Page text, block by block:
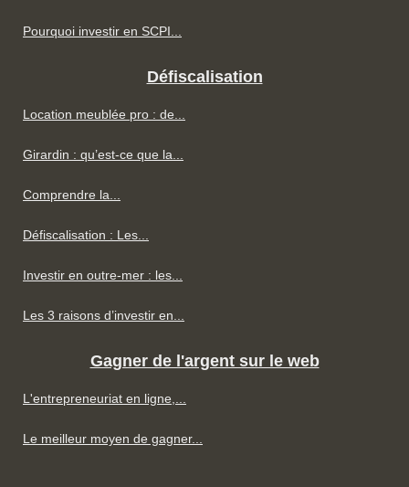
Pourquoi investir en SCPI...
Défiscalisation
Location meublée pro : de...
Girardin : qu’est-ce que la...
Comprendre la...
Défiscalisation : Les...
Investir en outre-mer : les...
Les 3 raisons d’investir en...
Gagner de l'argent sur le web
L'entrepreneuriat en ligne,...
Le meilleur moyen de gagner...